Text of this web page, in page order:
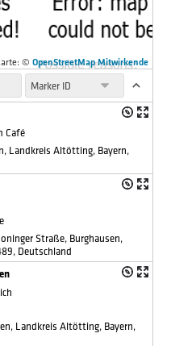
© OpenStreetMap Mitwirkende
Café
Landkreis Altötting, Bayern,
Straße, Burghausen,
Deutschland
Landkreis Altötting, Bayern,